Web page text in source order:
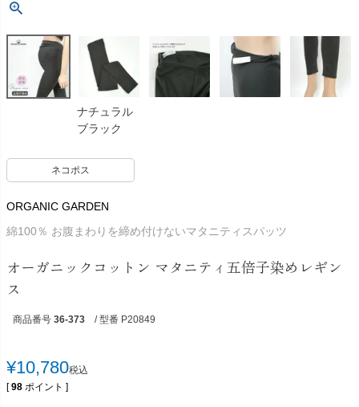
ナチュラル
ブラック
ネコポス
ORGANIC GARDEN
綿100％ お腹まわりを締め付けないマタニティスパッツ
オーガニックコットン マタニティ五倍子染めレギン
ス
商品番号 36-373 / 型番 P20849
¥10,780税込
[ 98 ポイント ]